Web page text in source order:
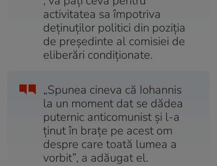
activitatea sa împotriva
deţinuţilor politici din poziţia
de preşedinte al comisiei de
eliberări condiţionate.
„Spunea cineva că Iohannis
la un moment dat se dădea
puternic anticomunist şi l-a
ţinut în braţe pe acest om
despre care toată lumea a
vorbit”, a adăugat el.